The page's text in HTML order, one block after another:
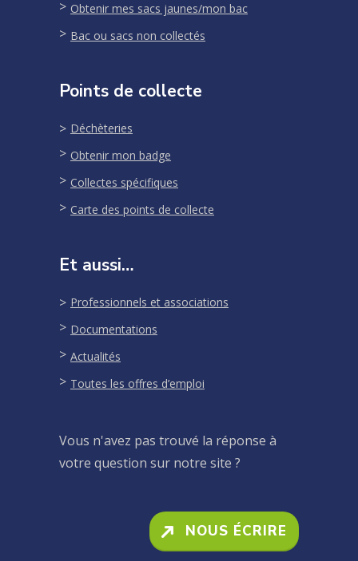
Obtenir mes sacs jaunes/mon bac
Bac ou sacs non collectés
Points de collecte
Déchèteries
Obtenir mon badge
Collectes spécifiques
Carte des points de collecte
Et aussi…
Professionnels et associations
Documentations
Actualités
Toutes les offres d’emploi
Vous n'avez pas trouvé la réponse à
votre question sur notre site ?
NOUS ÉCRIRE